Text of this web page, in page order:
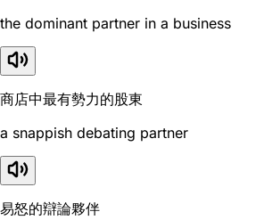
the dominant partner in a business
商店中最有勢力的股東
a snappish debating partner
易怒的辯論夥伴